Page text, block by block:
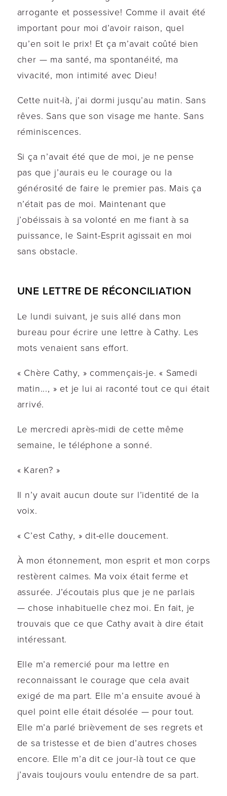
arrogante et possessive! Comme il avait été
important pour moi d’avoir raison, quel
qu’en soit le prix! Et ça m’avait coûté bien
cher — ma santé, ma spontanéité, ma
vivacité, mon intimité avec Dieu!
Cette nuit-là, j’ai dormi jusqu’au matin. Sans
rêves. Sans que son visage me hante. Sans
réminiscences.
Si ça n’avait été que de moi, je ne pense
pas que j’aurais eu le courage ou la
générosité de faire le premier pas. Mais ça
n’était pas de moi. Maintenant que
j’obéissais à sa volonté en me fiant à sa
puissance, le Saint-Esprit agissait en moi
sans obstacle.
UNE LETTRE DE RÉCONCILIATION
Le lundi suivant, je suis allé dans mon
bureau pour écrire une lettre à Cathy. Les
mots venaient sans effort.
« Chère Cathy, » commençais-je. « Samedi
matin..., » et je lui ai raconté tout ce qui était
arrivé.
Le mercredi après-midi de cette même
semaine, le téléphone a sonné.
« Karen? »
Il n’y avait aucun doute sur l’identité de la
voix.
« C’est Cathy, » dit-elle doucement.
À mon étonnement, mon esprit et mon corps
restèrent calmes. Ma voix était ferme et
assurée. J’écoutais plus que je ne parlais
— chose inhabituelle chez moi. En fait, je
trouvais que ce que Cathy avait à dire était
intéressant.
Elle m’a remercié pour ma lettre en
reconnaissant le courage que cela avait
exigé de ma part. Elle m’a ensuite avoué à
quel point elle était désolée — pour tout.
Elle m’a parlé brièvement de ses regrets et
de sa tristesse et de bien d’autres choses
encore. Elle m’a dit ce jour-là tout ce que
j’avais toujours voulu entendre de sa part.